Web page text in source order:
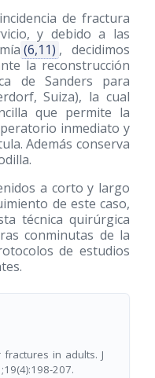
de fractura
y debido a las
(6,11) , decidimos
la reconstrucción
de Sanders para
Suiza), la cual
que permite la
inmediato y
Además conserva
a corto y largo
de este caso,
técnica quirúrgica
conminutas de la
de estudios
fractures in adults. J
207.